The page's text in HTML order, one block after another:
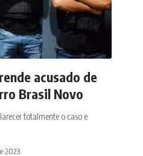
acusado de
Brasil Novo
totalmente o caso e
2023